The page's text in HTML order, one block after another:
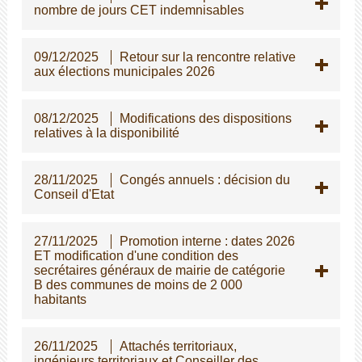
nombre de jours CET indemnisables
09/12/2025
Retour sur la rencontre relative
aux élections municipales 2026
08/12/2025
Modifications des dispositions
relatives à la disponibilité
28/11/2025
Congés annuels : décision du
Conseil d'Etat
27/11/2025
Promotion interne : dates 2026
ET modification d'une condition des
secrétaires généraux de mairie de catégorie
B des communes de moins de 2 000
habitants
26/11/2025
Attachés territoriaux,